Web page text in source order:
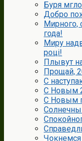
Буря
Добро
Мирного,
года!
Миру
році!
Плывут
Прощай,
С
С Новым
С Новым